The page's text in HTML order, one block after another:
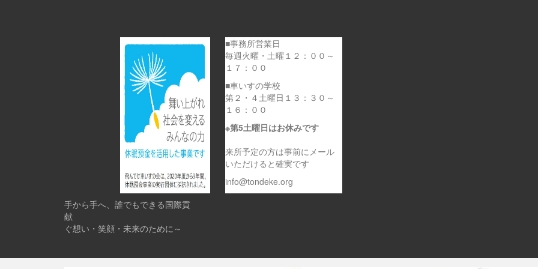
■事務所営業日
毎週火曜・土曜１２：００～
１７：００
■車いすの学校
第２・４土曜日１３：３０～
１６：００
※第5土曜日はお休みです
来所予定の方は事前にメール
いただけると確実です
info@tondeke.org
手から手へ、誰でもできる国際貢
献 ～車いす
ぐ想い・笑顔・未来のために～